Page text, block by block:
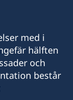
med i
hälften
och
består